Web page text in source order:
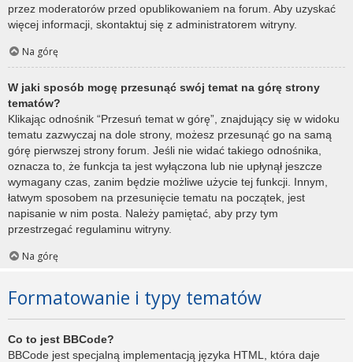
przez moderatorów przed opublikowaniem na forum. Aby uzyskać
więcej informacji, skontaktuj się z administratorem witryny.
Na górę
W jaki sposób mogę przesunąć swój temat na górę strony
tematów?
Klikając odnośnik “Przesuń temat w górę”, znajdujący się w widoku
tematu zazwyczaj na dole strony, możesz przesunąć go na samą
górę pierwszej strony forum. Jeśli nie widać takiego odnośnika,
oznacza to, że funkcja ta jest wyłączona lub nie upłynął jeszcze
wymagany czas, zanim będzie możliwe użycie tej funkcji. Innym,
łatwym sposobem na przesunięcie tematu na początek, jest
napisanie w nim posta. Należy pamiętać, aby przy tym
przestrzegać regulaminu witryny.
Na górę
Formatowanie i typy tematów
Co to jest BBCode?
BBCode jest specjalną implementacją języka HTML, która daje